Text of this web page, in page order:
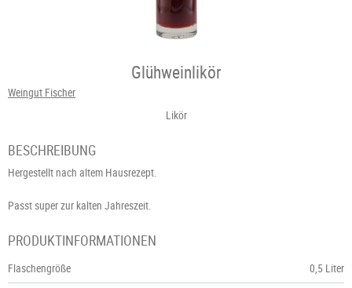
Glühweinlikör
Weingut Fischer
Likör
BESCHREIBUNG
Hergestellt nach altem Hausrezept.
Passt super zur kalten Jahreszeit.
PRODUKTINFORMATIONEN
Flaschengröße
0,5 Liter